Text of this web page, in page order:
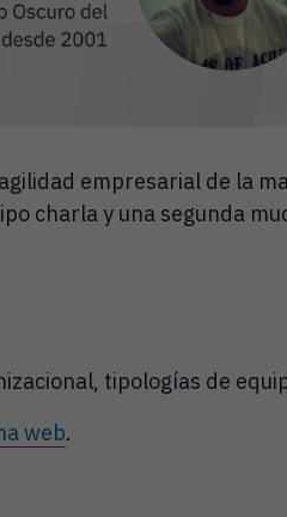
empresarial de la
charla y una segunda
tipologías de
web.